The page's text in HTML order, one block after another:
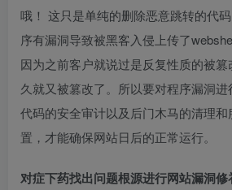
哦！ 这只是单纯的删除恶意跳转的代
序有漏洞导致被黑客入侵上传了
因为之前客户就说过是反复性质的被
久就又被篡改了。所以要对程序漏洞
代码的安全审计以及后门木马的清理
置，才能确保网站日后的正常运行。
对症下药找出问题根源进行网站漏洞修